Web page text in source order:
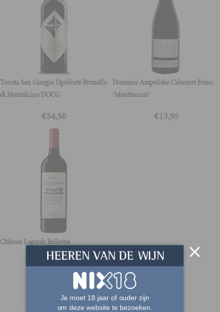
Tenuta San Giorgio Ugolforte Brunello
di Montalcino DOCG
€54,50
Domaine Ampelidae Cabernet Franc
‘Montfaucon’
€13,95
Château Lagarde Bellevue
€17,95
Je moet 18 jaar of ouder zijn
om deze website te bezoeken.